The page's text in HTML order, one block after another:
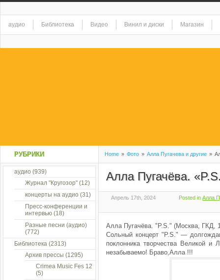
аудио Библиотека Видео Винил и диски Магазин
Home » Фото » Алла Пугачева и другие »
Алла Пугачёва.
Апрель 17th, 2024 Posted in Алла
Алла Пугачёва. "P.S." (Москва, ГКД,
Сольный концерт "P.S." —
поклонника творчества Великой
незабываемо! Браво,Алла !!!
РУБРИКИ
аудио (939)
Журнал "Кругозор" (12)
концерты на аудио (31)
Пресс-конференции и
интервью (18)
Разные песни (аудио)
(772)
Библиотека (2313)
Архив прессы (1295)
Crimea Music Fes 12
(5)